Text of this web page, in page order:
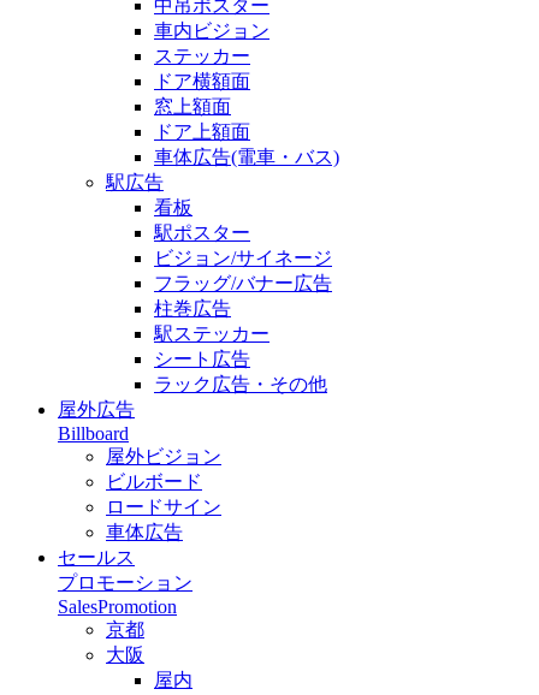
中吊ポスター
車内ビジョン
ステッカー
ドア横額面
窓上額面
ドア上額面
車体広告(電車・バス)
駅広告
看板
駅ポスター
ビジョン/サイネージ
フラッグ/バナー広告
柱巻広告
駅ステッカー
シート広告
ラック広告・その他
屋外広告
Billboard
屋外ビジョン
ビルボード
ロードサイン
車体広告
セールス
プロモーション
SalesPromotion
京都
大阪
屋内